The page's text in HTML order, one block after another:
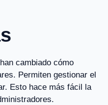
cambiado cómo
Permiten gestionar el
Esto hace más fácil la